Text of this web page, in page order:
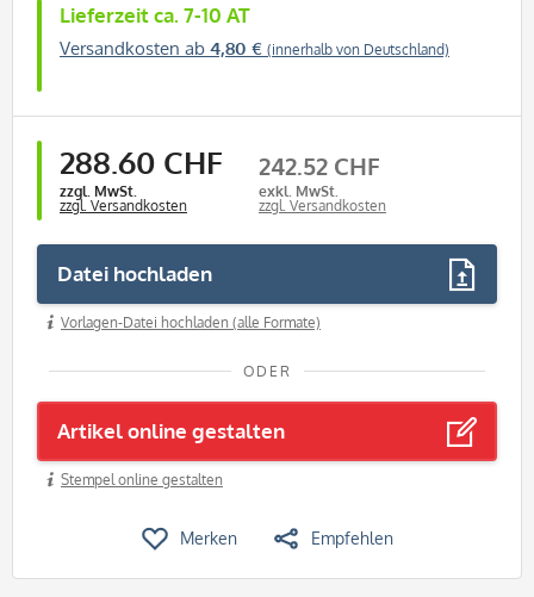
Lieferzeit ca. 7-10 AT
Versandkosten ab 4,80 € (innerhalb von Deutschland)
288.60 CHF
zzgl. MwSt.
zzgl. Versandkosten
242.52 CHF
exkl. MwSt.
zzgl. Versandkosten
Datei hochladen
Vorlagen-Datei hochladen (alle Formate)
ODER
Artikel online gestalten
Stempel online gestalten
Merken Empfehlen